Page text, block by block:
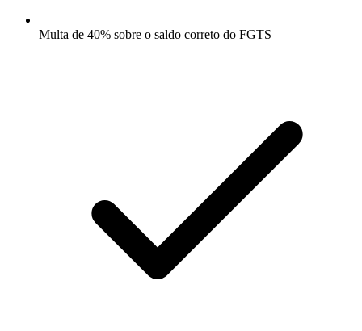
Multa de 40% sobre o saldo correto do FGTS